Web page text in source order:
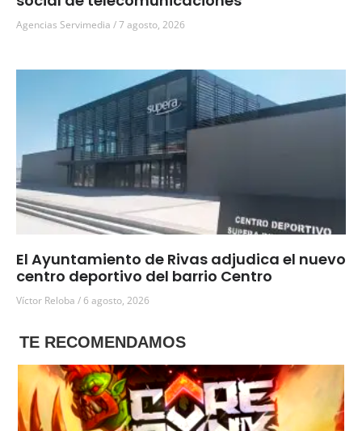
Agencias Servimedia 7 agosto, 2026
El Ayuntamiento de Rivas adjudica el nuevo
centro deportivo del barrio Centro
Víctor Reloba 6 agosto, 2026
TE RECOMENDAMOS